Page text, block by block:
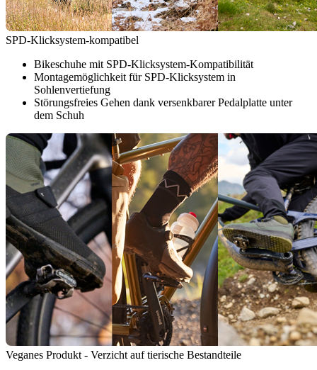
SPD-Klicksystem-kompatibel
Bikeschuhe mit SPD-Klicksystem-Kompatibilität
Montagemöglichkeit für SPD-Klicksystem in
Sohlenvertiefung
Störungsfreies Gehen dank versenkbarer Pedalplatte unter
dem Schuh
Veganes Produkt - Verzicht auf tierische Bestandteile